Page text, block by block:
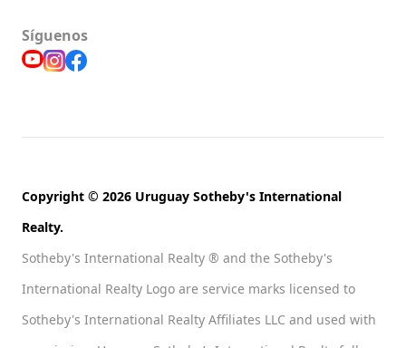
Síguenos
Copyright © 2026 Uruguay Sotheby's International
Realty.
Sotheby's International Realty ® and the Sotheby's
International Realty Logo are service marks licensed to
Sotheby's International Realty Affiliates LLC and used with